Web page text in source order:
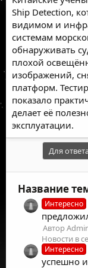
Ship Detection,
видимом и
системам
обнаруживать
плохой
изображений,
платформ.
показало
делает её
эксплуатации.
Для
Название
Интересно
Автор
Новости в
Интересно
успешно